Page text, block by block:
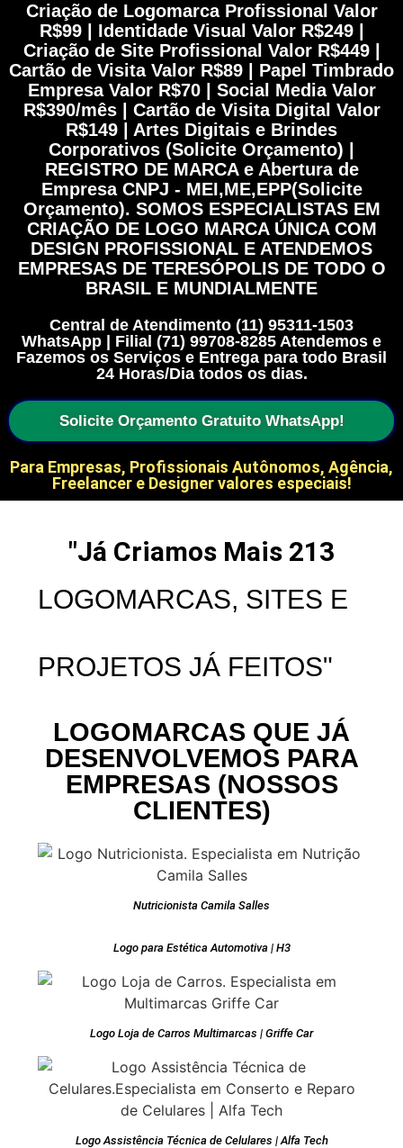
Criação de Logomarca Profissional Valor
R$99 | Identidade Visual Valor R$249 |
Criação de Site Profissional Valor R$449 |
Cartão de Visita Valor R$89 | Papel Timbrado
Empresa Valor R$70 | Social Media Valor
R$390/mês | Cartão de Visita Digital Valor
R$149 | Artes Digitais e Brindes
Corporativos (Solicite Orçamento) |
REGISTRO DE MARCA e Abertura de
Empresa CNPJ - MEI,ME,EPP(Solicite
Orçamento). SOMOS ESPECIALISTAS EM
CRIAÇÃO DE LOGO MARCA ÚNICA COM
DESIGN PROFISSIONAL E ATENDEMOS
EMPRESAS DE TERESÓPOLIS DE TODO O
BRASIL E MUNDIALMENTE
Central de Atendimento (11) 95311-1503
WhatsApp | Filial (71) 99708-8285 Atendemos e
Fazemos os Serviços e Entrega para todo Brasil
24 Horas/Dia todos os dias.
Solicite Orçamento Gratuito WhatsApp!
Para Empresas, Profissionais Autônomos, Agência,
Freelancer e Designer valores especiais!
LOGOMARCAS, SITES E
PROJETOS JÁ FEITOS"
"Já Criamos Mais 213
LOGOMARCAS QUE JÁ
DESENVOLVEMOS PARA
EMPRESAS (NOSSOS
CLIENTES)
Nutricionista Camila Salles
Logo para Estética Automotiva | H3
Logo Loja de Carros Multimarcas | Griffe Car
Logo Assistência Técnica de Celulares | Alfa Tech